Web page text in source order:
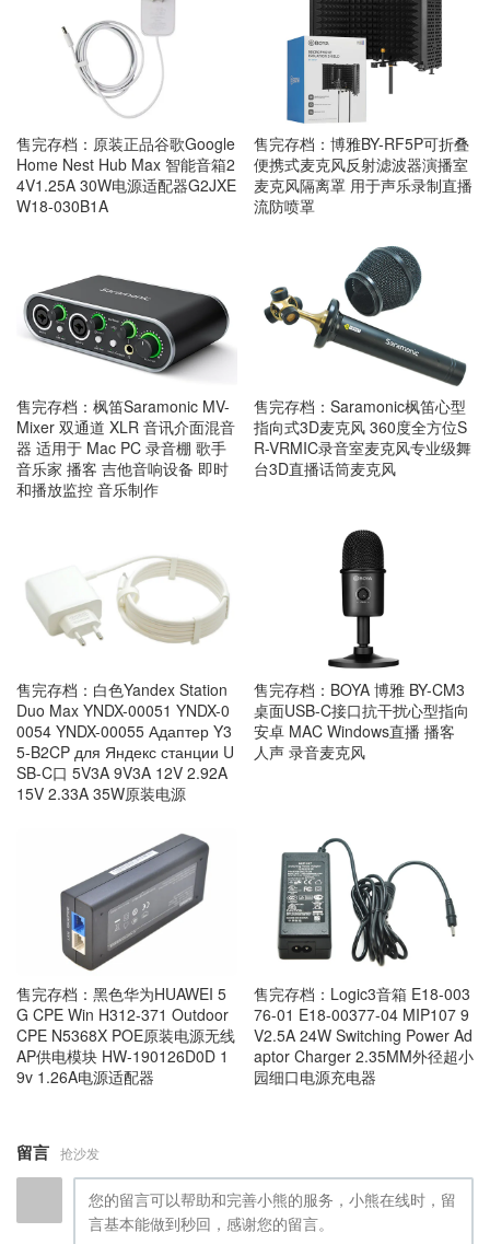
售完存档：原装正品谷歌Google
Home Nest Hub Max 智能音箱2
4V1.25A 30W电源适配器G2JXE
W18-030B1A
售完存档：博雅BY-RF5P可折叠
便携式麦克风反射滤波器演播室
麦克风隔离罩 用于声乐录制直播
流防喷罩
售完存档：枫笛Saramonic MV-
Mixer 双通道 XLR 音讯介面混音
器 适用于 Mac PC 录音棚 歌手
音乐家 播客 吉他音响设备 即时
和播放监控 音乐制作
售完存档：Saramonic枫笛心型
指向式3D麦克风 360度全方位S
R-VRMIC录音室麦克风专业级舞
台3D直播话筒麦克风
售完存档：白色Yandex Station
Duo Max YNDX-00051 YNDX-0
0054 YNDX-00055 Адаптер Y3
5-B2CP для Яндекс станции U
SB-C口 5V3A 9V3A 12V 2.92A
15V 2.33A 35W原装电源
售完存档：BOYA 博雅 BY-CM3
桌面USB-C接口抗干扰心型指向
安卓 MAC Windows直播 播客
人声 录音麦克风
售完存档：黑色华为HUAWEI 5
G CPE Win H312-371 Outdoor
CPE N5368X POE原装电源无线
AP供电模块 HW-190126D0D 1
9v 1.26A电源适配器
售完存档：Logic3音箱 E18-003
76-01 E18-00377-04 MIP107 9
V2.5A 24W Switching Power Ad
aptor Charger 2.35MM外径超小
园细口电源充电器
留言 抢沙发